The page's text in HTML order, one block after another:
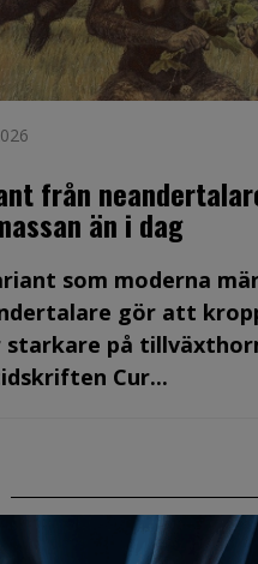
från
än i dag
som moderna
gör att
starkare på
Cur...